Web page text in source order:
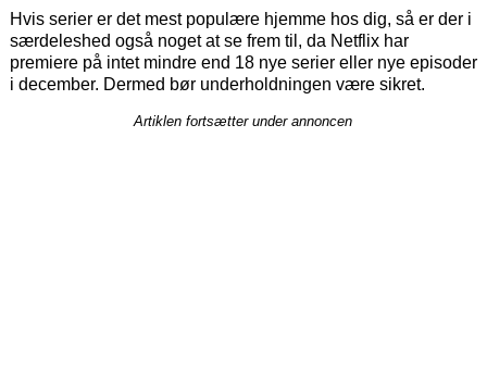
Hvis serier er det mest populære hjemme hos dig, så er der i
særdeleshed også noget at se frem til, da Netflix har
premiere på intet mindre end 18 nye serier eller nye episoder
i december. Dermed bør underholdningen være sikret.
Artiklen fortsætter under annoncen